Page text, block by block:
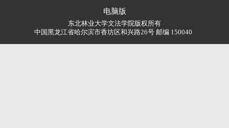
电脑版
东北林业大学文法学院版权所有
中国黑龙江省哈尔滨市香坊区和兴路26号 邮编 150040